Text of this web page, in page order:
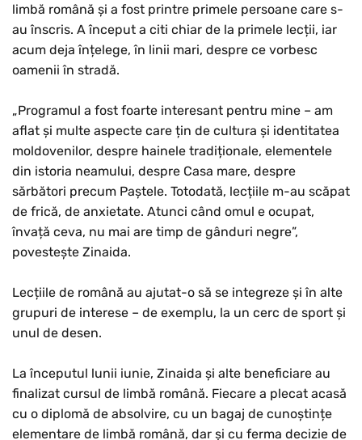
limbă română și a fost printre primele persoane care s-
au înscris. A început a citi chiar de la primele lecții, iar
acum deja înțelege, în linii mari, despre ce vorbesc
oamenii în stradă.
„Programul a fost foarte interesant pentru mine – am
aflat și multe aspecte care țin de cultura și identitatea
moldovenilor, despre hainele tradiționale, elementele
din istoria neamului, despre Casa mare, despre
sărbători precum Paștele. Totodată, lecțiile m-au scăpat
de frică, de anxietate. Atunci când omul e ocupat,
învață ceva, nu mai are timp de gânduri negre”,
povestește Zinaida.
Lecțiile de română au ajutat-o să se integreze și în alte
grupuri de interese – de exemplu, la un cerc de sport și
unul de desen.
La începutul lunii iunie, Zinaida și alte beneficiare au
finalizat cursul de limbă română. Fiecare a plecat acasă
cu o diplomă de absolvire, cu un bagaj de cunoștințe
elementare de limbă română, dar și cu ferma decizie de